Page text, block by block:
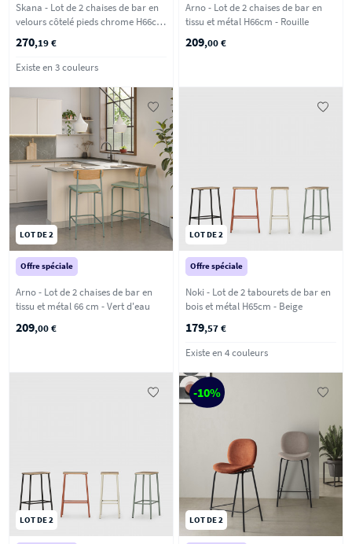
Skana - Lot de 2 chaises de bar en
velours côtelé pieds chrome H66cm
- Beige
270,19 €
Existe en 3 couleurs
Arno - Lot de 2 chaises de bar en
tissu et métal H66cm - Rouille
209,00 €
LOT DE 2
Offre spéciale
Arno - Lot de 2 chaises de bar en
tissu et métal 66 cm - Vert d'eau
209,00 €
LOT DE 2
Offre spéciale
Noki - Lot de 2 tabourets de bar en
bois et métal H65cm - Beige
179,57 €
Existe en 4 couleurs
LOT DE 2
-10%
LOT DE 2